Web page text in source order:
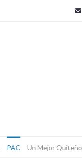
PAC Un Mejor Quiteño